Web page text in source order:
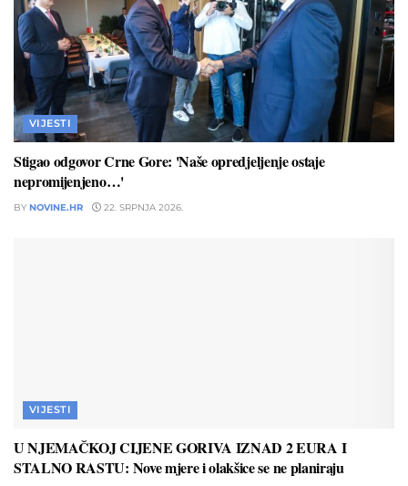
VIJESTI
Stigao odgovor Crne Gore: 'Naše opredjeljenje ostaje
nepromijenjeno…'
BY NOVINE.HR 22. SRPNJA 2026.
VIJESTI
U NJEMAČKOJ CIJENE GORIVA IZNAD 2 EURA I
STALNO RASTU: Nove mjere i olakšice se ne planiraju